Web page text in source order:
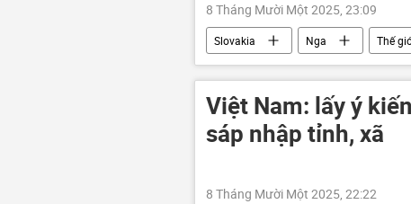
8 Tháng Mười Một 2025, 23:09
Slovakia Nga Thế
Bộ Ngoại giao Nga
phương
Việt Nam: lấy ý
sáp nhập tỉnh, xã
8 Tháng Mười Một 2025, 22:22